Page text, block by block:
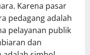
Karena pasar
pedagang adalah
pelayanan publik
dan